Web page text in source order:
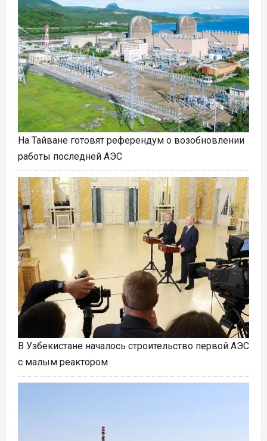
На Тайване готовят референдум о возобновлении
работы последней АЭС
В Узбекистане началось строительство первой АЭС
с малым реактором